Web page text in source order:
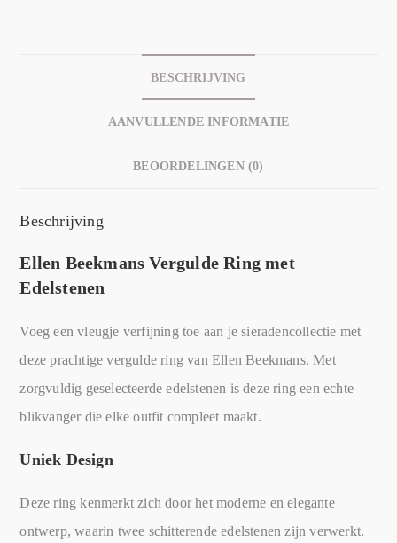
BESCHRIJVING
AANVULLENDE INFORMATIE
BEOORDELINGEN (0)
Beschrijving
Ellen Beekmans Vergulde Ring met
Edelstenen
Voeg een vleugje verfijning toe aan je sieradencollectie met
deze prachtige vergulde ring van Ellen Beekmans. Met
zorgvuldig geselecteerde edelstenen is deze ring een echte
blikvanger die elke outfit compleet maakt.
Uniek Design
Deze ring kenmerkt zich door het moderne en elegante
ontwerp, waarin twee schitterende edelstenen zijn verwerkt.